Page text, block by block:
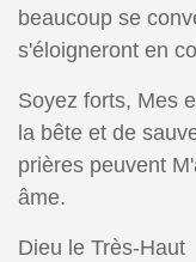
beaucoup se
s'éloigneront en
Soyez forts, Mes
la bête et de
prières peuvent
âme.
Dieu le Très-Haut